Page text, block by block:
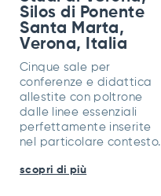
Silos di Ponente
Santa Marta,
Verona, Italia
Cinque sale per
conferenze e didattica
allestite con poltrone
dalle linee essenziali
perfettamente inserite
nel particolare contesto.
scopri di più